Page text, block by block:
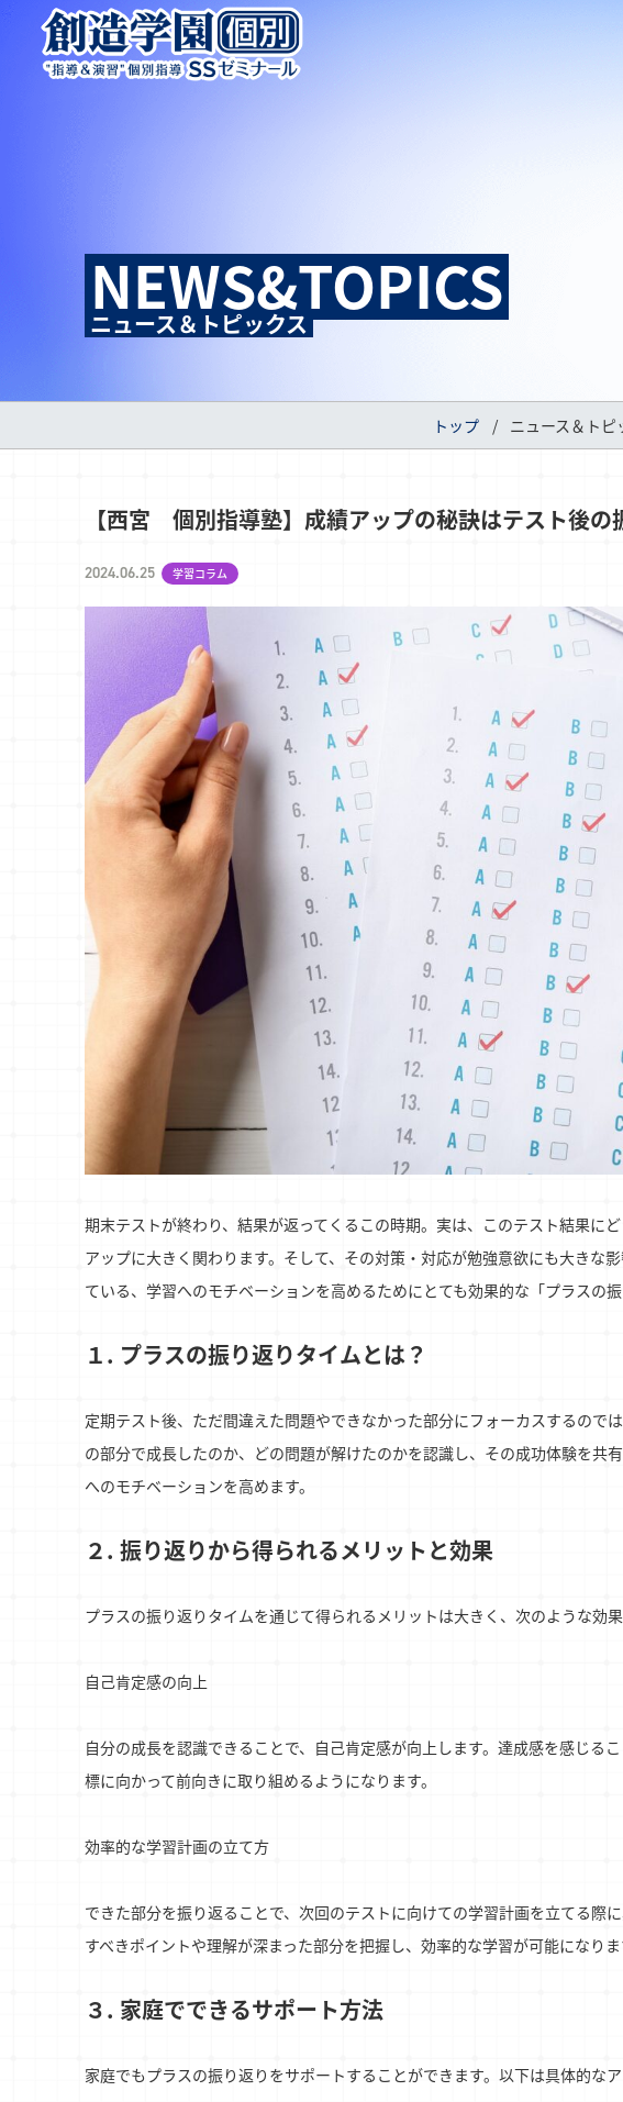
NEWS&TOPICS
ニュース＆トピックス
トップ ニュース＆トピ
【西宮 個別指導塾】成績アップの秘訣はテスト後の
2024.06.25 学習コラム
期末テストが終わり、結果が返ってくるこの時期。実は、このテスト結果に
アップに大きく関わります。そして、その対策・対応が勉強意欲にも大きな
ている、学習へのモチベーションを高めるためにとても効果的な「プラスの
１. プラスの振り返りタイムとは？
定期テスト後、ただ間違えた問題やできなかった部分にフォーカスするので
の部分で成長したのか、どの問題が解けたのかを認識し、その成功体験を共
へのモチベーションを高めます。
２. 振り返りから得られるメリットと効果
プラスの振り返りタイムを通じて得られるメリットは大きく、次のような効果
自己肯定感の向上
自分の成長を認識できることで、自己肯定感が向上します。達成感を感じる
標に向かって前向きに取り組めるようになります。
効率的な学習計画の立て方
できた部分を振り返ることで、次回のテストに向けての学習計画を立てる際
すべきポイントや理解が深まった部分を把握し、効率的な学習が可能になりま
３. 家庭でできるサポート方法
家庭でもプラスの振り返りをサポートすることができます。以下は具体的なア